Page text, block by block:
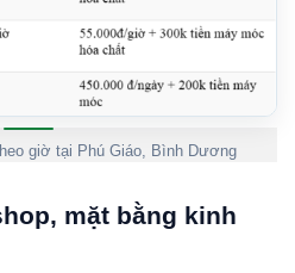
giờ tại Phú Giáo, Bình Dương
mặt bằng kinh